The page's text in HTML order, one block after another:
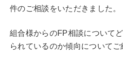
件のご相談をいただきました。
組合様からのFP相談について
られているのか傾向についてご